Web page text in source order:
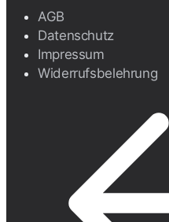
AGB
Datenschutz
Impressum
Widerrufsbelehrung